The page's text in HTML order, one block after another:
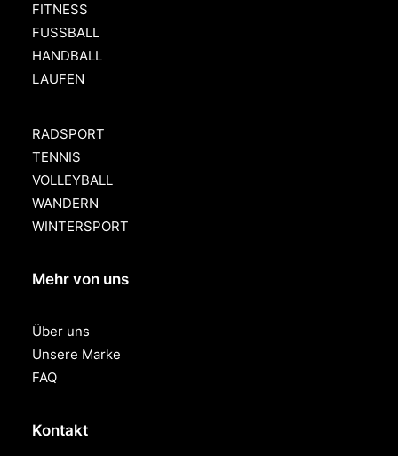
FITNESS
FUSSBALL
HANDBALL
LAUFEN
RADSPORT
TENNIS
VOLLEYBALL
WANDERN
WINTERSPORT
Mehr von uns
Über uns
Unsere Marke
FAQ
Kontakt